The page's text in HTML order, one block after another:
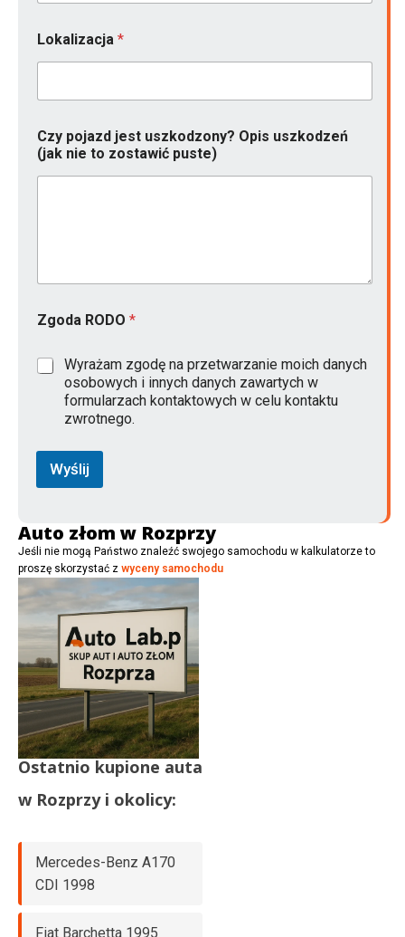
Lokalizacja *
Czy pojazd jest uszkodzony? Opis uszkodzeń
(jak nie to zostawić puste)
Zgoda RODO *
Wyrażam zgodę na przetwarzanie moich danych
osobowych i innych danych zawartych w
formularzach kontaktowych w celu kontaktu
zwrotnego.
Wyślij
Auto złom w Rozprzy
Jeśli nie mogą Państwo znaleźć swojego samochodu w kalkulatorze to
proszę skorzystać z wyceny samochodu
Ostatnio kupione auta
w Rozprzyi okolicy:
Mercedes-Benz A170
CDI 1998
Fiat Barchetta 1995